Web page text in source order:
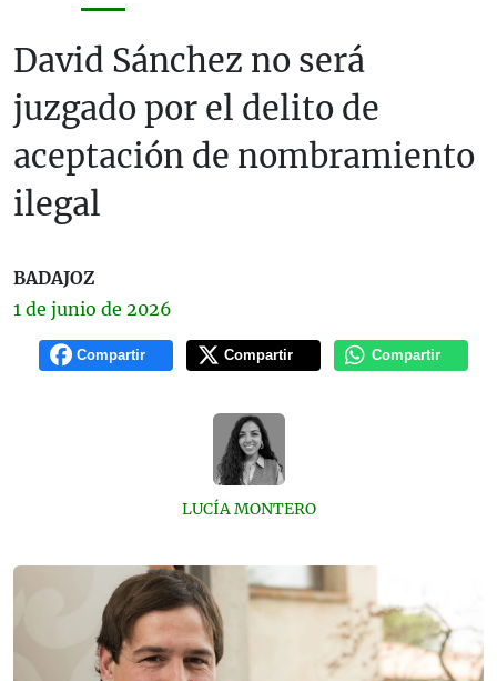
David Sánchez no será
juzgado por el delito de
aceptación de nombramiento
ilegal
BADAJOZ
1 de junio de 2026
Compartir Compartir Compartir
LUCÍA MONTERO